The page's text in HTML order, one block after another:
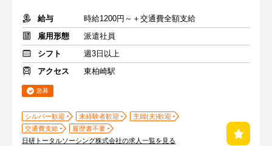
給与
時給1200円～＋交通費全額支給
雇用形態
派遣社員
シフト
週3日以上
アクセス
東柏崎駅
急募
シルバー歓迎 未経験者歓迎
主婦(夫)歓迎
交通費支給
履歴書不要
日研トータルソーシング株式会社の求人一覧を見る